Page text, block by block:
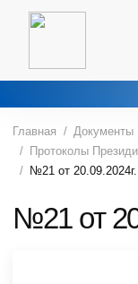
Главная Документы
Протоколы
№21 от 20.09.2024г.
№21 от